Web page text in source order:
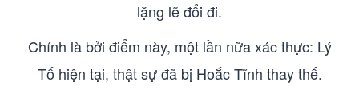
lặng lẽ đổi đi.
Chính là bởi điểm này, một lần nữa xác thực: Lý
Tố hiện tại, thật sự đã bị Hoắc Tĩnh thay thế.